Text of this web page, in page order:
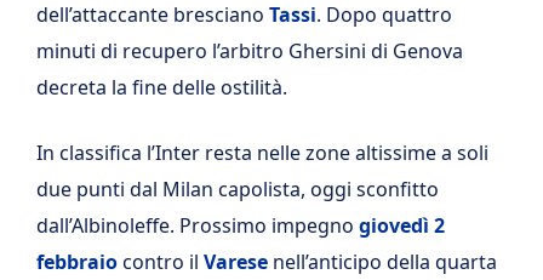
dell’attaccante bresciano Tassi. Dopo quattro
minuti di recupero l’arbitro Ghersini di Genova
decreta la fine delle ostilità.
In classifica l’Inter resta nelle zone altissime a soli
due punti dal Milan capolista, oggi sconfitto
dall’Albinoleffe. Prossimo impegno giovedì 2
febbraiocontro il Varese nell’anticipo della quarta